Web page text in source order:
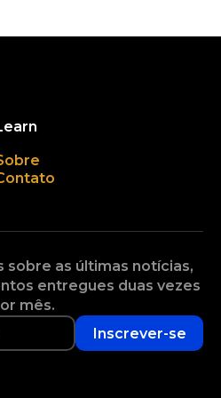
sobre as últimas notícias,
entregues duas vezes
mês.
Inscrever-se